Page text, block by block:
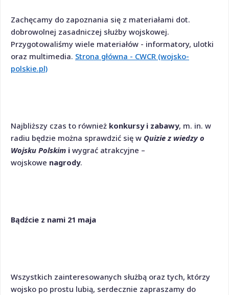
Zachęcamy do zapoznania się z materiałami dot.
dobrowolnej zasadniczej służby wojskowej.
Przygotowaliśmy wiele materiałów - informatory, ulotki
oraz multimedia. Strona główna - CWCR (wojsko-
polskie.pl)
Najbliższy czas to również konkursy i zabawy, m. in. w
radiu będzie można sprawdzić się w Quizie z wiedzy o
Wojsku Polskim i wygrać atrakcyjne –
wojskowe nagrody.
Bądźcie z nami 21 maja
Wszystkich zainteresowanych służbą oraz tych, którzy
wojsko po prostu lubią, serdecznie zapraszamy do